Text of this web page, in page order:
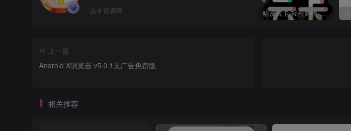
达令资源网 哈皮云卡-轻松购物 即买即发
上一篇
Android X浏览器 v5.0.1无广告免费版
相关推荐